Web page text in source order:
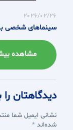
2026/02/26
سینماهای شخصی
مشاهده
دیدگاهتان
نشانی ایمیل شما
شده‌اند *